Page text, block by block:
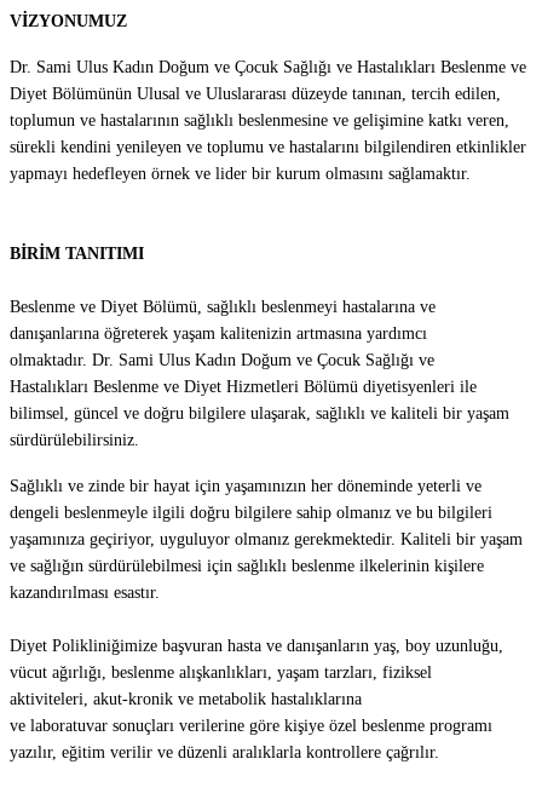
VİZYONUMUZ
Dr. Sami Ulus Kadın Doğum ve Çocuk Sağlığı ve Hastalıkları Beslenme ve
Diyet Bölümünün Ulusal ve Uluslararası düzeyde tanınan, tercih edilen,
toplumun ve hastalarının sağlıklı beslenmesine ve gelişimine katkı veren,
sürekli kendini yenileyen ve toplumu ve hastalarını bilgilendiren etkinlikler
yapmayı hedefleyen örnek ve lider bir kurum olmasını sağlamaktır.
BİRİM TANITIMI
Beslenme ve Diyet Bölümü, sağlıklı beslenmeyi hastalarına ve
danışanlarına öğreterek yaşam kalitenizin artmasına yardımcı
olmaktadır. Dr. Sami Ulus Kadın Doğum ve Çocuk Sağlığı ve
Hastalıkları Beslenme ve Diyet Hizmetleri Bölümü diyetisyenleri ile
bilimsel, güncel ve doğru bilgilere ulaşarak, sağlıklı ve kaliteli bir yaşam
sürdürülebilirsiniz.
Sağlıklı ve zinde bir hayat için yaşamınızın her döneminde yeterli ve
dengeli beslenmeyle ilgili doğru bilgilere sahip olmanız ve bu bilgileri
yaşamınıza geçiriyor, uyguluyor olmanız gerekmektedir. Kaliteli bir yaşam
ve sağlığın sürdürülebilmesi için sağlıklı beslenme ilkelerinin kişilere
kazandırılması esastır.
Diyet Polikliniğimize başvuran hasta ve danışanların yaş, boy uzunluğu,
vücut ağırlığı, beslenme alışkanlıkları, yaşam tarzları, fiziksel
aktiviteleri, akut-kronik ve metabolik hastalıklarına
ve laboratuvar sonuçları verilerine göre kişiye özel beslenme programı
yazılır, eğitim verilir ve düzenli aralıklarla kontrollere çağrılır.